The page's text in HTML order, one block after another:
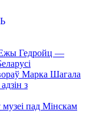
Ежы Гедройц —
Марка Шагала
з
пад Мінскам